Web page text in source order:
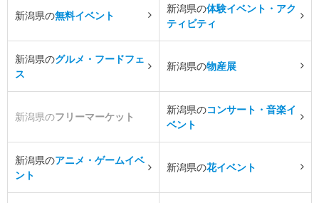
新潟県の無料イベント
新潟県の体験イベント・アク
ティビティ
新潟県のグルメ・フードフェ
ス
新潟県の物産展
新潟県のフリーマーケット
新潟県のコンサート・音楽イ
ベント
新潟県のアニメ・ゲームイベ
ント
新潟県の花イベント